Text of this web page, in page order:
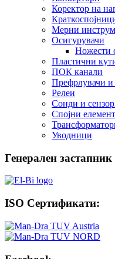
Коректор на
Мерни
Осигурувачи
Ножести
Пластични
ПОК канали
Префрлувачи и
Релеи
Сонди и
Спојни
Уводници
Генерален
ISO Сертификати: